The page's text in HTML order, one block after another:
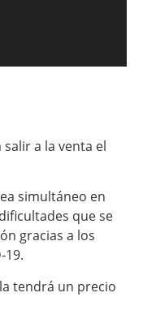
a la venta el
simultáneo en
que se
gracias a los
19.
tendrá un precio